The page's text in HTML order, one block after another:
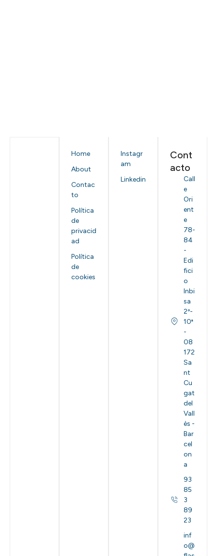
Home
About
Contac
to
Política
de
privacid
ad
Política
de
cookies
Instagr
am
Linkedin
Cont
acto
Call
e
Ori
ent
e
78-
84
-
Edi
fici
o
Inbi
sa
2º-
10ª
-
08
172
Sa
nt
Cu
gat
del
Vall
ès -
Bar
cel
on
a
93
85
3
89
23
inf
o@